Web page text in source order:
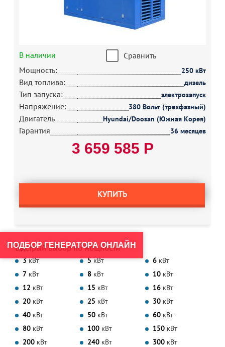
В наличии
Сравнить
Мощность:
250 кВт
Вид топлива: дизель
Тип запуска: электрозапуск
Напряжение: 380 Вольт (трехфазный)
Двигатель Hyundai/Doosan (Южная Корея)
Гарантия 36 месяцев
3 659 585 Р
КУПИТЬ
Быстрый выбор по мощности
3 кВт 5 кВт 6 кВт
7 кВт 8 кВт 10 кВт
12 кВт 15 кВт 16 кВт
20 кВт 25 кВт 30 кВт
40 кВт 50 кВт 60 кВт
80 кВт 100 кВт 150 кВт
200 кВт 240 кВт 300 кВт
ПОДБОР ГЕНЕРАТОРА ОНЛАЙН